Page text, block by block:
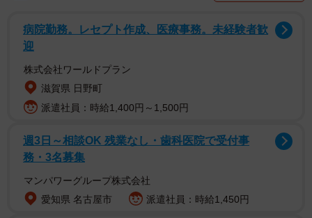
ンに、美しいヒップや太ももが際立つグリーンのコルセッ
ト風水着や、毛皮にチューブトップの水着を合わせるな
ど、攻めたスタイリングを披露。とにかくセクシーな豊田
さんが満載です。
2002年、埼玉県生まれ ミスマガジン2019グランプリに輝
き、各誌でグラビアを飾るほか、2021年の「ウルトラマン
トリガー」（テレビ東京系）のヒロイン役などで女優とし
ても活躍。
病院勤務。レセプト作成、医療事務。未経験者歓
迎
株式会社ワールドプラン
滋賀県 日野町
派遣社員：時給1,400円～1,500円
週3日～相談OK 残業なし・歯科医院で受付事
務・3名募集
マンパワーグループ株式会社
愛知県 名古屋市
派遣社員：時給1,450円